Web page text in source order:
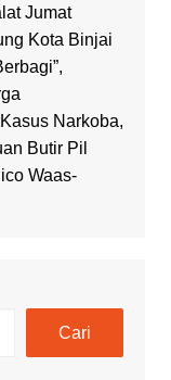
Jumat
Kota Binjai
Narkoba,
Butir Pil
Waas-
Cari